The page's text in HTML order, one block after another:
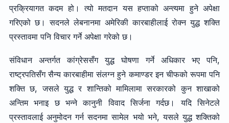
प्रक्रियागत कदम हो। त्यो मतदान यस हप्ताको अन्त्यमा हुने अपेक्षा
गरिएको छ। सदनले लेबनानमा अमेरिकी कारबाहीलाई रोक्न युद्ध शक्ति
प्रस्तावमा पनि विचार गर्ने अपेक्षा गरेको छ।
संविधान अन्तर्गत कांग्रेससँग युद्ध घोषणा गर्ने अधिकार भए पनि,
राष्ट्रपतिसँग सैन्य कारबाहीमा संलग्न हुने कमाण्डर इन चीफको रूपमा पनि
शक्ति छ, जसले युद्ध र शान्तिको मामिलामा सरकारको कुन शाखाको
अन्तिम भनाइ छ भन्ने कानुनी विवाद सिर्जना गर्दछ। यदि सिनेटले
प्रस्तावलाई अनुमोदन गर्न सदनमा सामेल भयो भने, यसले युद्ध शक्तिको